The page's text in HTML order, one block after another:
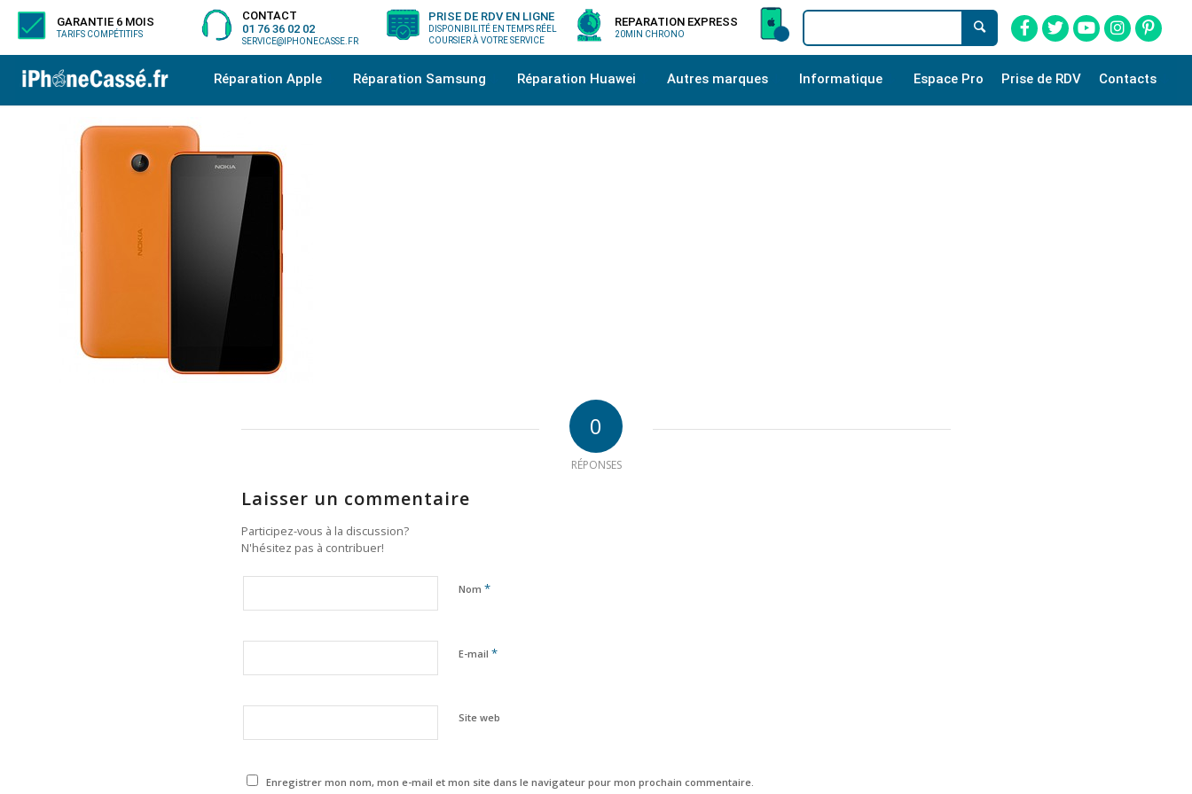
GARANTIE 6 MOIS
TARIFS COMPÉTITIFS
CONTACT
01 76 36 02 02
SERVICE@IPHONECASSE.FR
PRISE DE RDV EN LIGNE
DISPONIBILITÉ EN TEMPS RÉEL
COURSIER À VOTRE SERVICE
REPARATION EXPRESS
20MIN CHRONO
Réparation Apple Réparation Samsung Réparation Huawei Autres marques Informatique Espace Pro Prise de RDV Contacts
0
RÉPONSES
Laisser un commentaire
Participez-vous à la discussion?
N'hésitez pas à contribuer!
Nom *
E-mail *
Site web
Enregistrer mon nom, mon e-mail et mon site dans le navigateur pour mon prochain commentaire.